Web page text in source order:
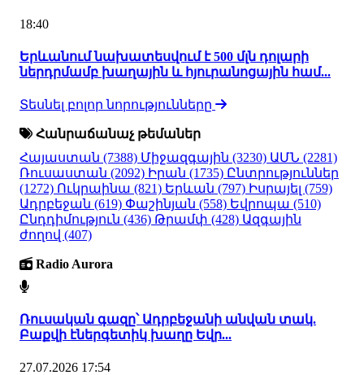
18:40
Երևանում նախատեսվում է 500 մլն դոլարի
ներդրմամբ խաղային և հյուրանոցային համ...
Տեսնել բոլոր նորությունները
Հանրաճանաչ թեմաներ
Հայաստան (7388) Միջազգային (3230) ԱՄՆ (2281)
Ռուսաստան (2092) Իրան (1735) Ընտրություններ
(1272) Ուկրաինա (821) Երևան (797) Իսրայել (759)
Ադրբեջան (619) Փաշինյան (558) Եվրոպա (510)
Ընդդիմություն (436) Թրամփ (428) Ազգային
ժողով (407)
Radio Aurora
Ռուսական գազը՝ Ադրբեջանի անվան տակ.
Բաքվի էներգետիկ խաղը Եվր...
27.07.2026 17:54